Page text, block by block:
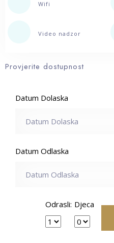
Wifi
Video nadzor
Provjerite dostupnost
Datum Dolaska
Datum Odlaska
Odrasli: Djeca